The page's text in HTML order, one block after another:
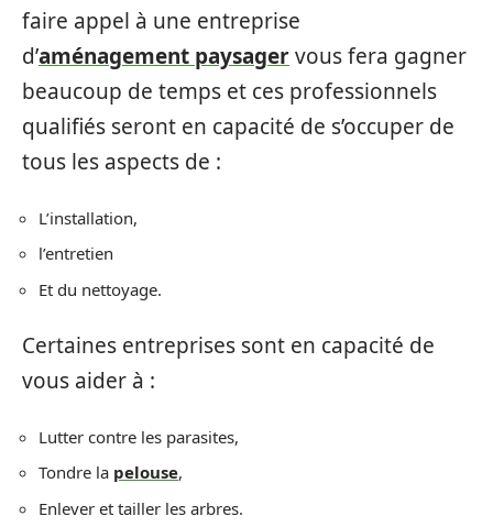
faire appel à une entreprise
d’aménagement paysagervous fera gagner
beaucoup de temps et ces professionnels
qualifiés seront en capacité de s’occuper de
tous les aspects de :
L’installation,
l’entretien
Et du nettoyage.
Certaines entreprises sont en capacité de
vous aider à :
Lutter contre les parasites,
Tondre la pelouse,
Enlever et tailler les arbres.